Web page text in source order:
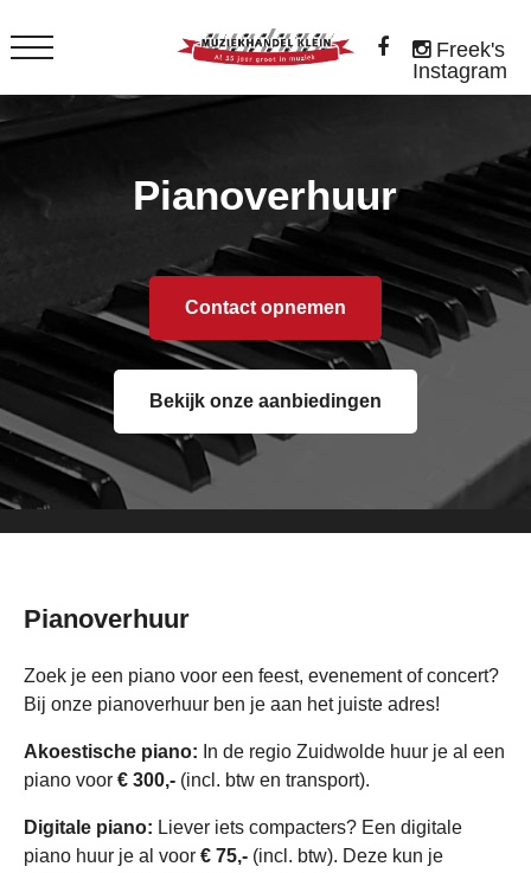
Freek's
Instagram
Pianoverhuur
Contact opnemen
Bekijk onze aanbiedingen
Pianoverhuur
Zoek je een piano voor een feest, evenement of concert?
Bij onze pianoverhuur ben je aan het juiste adres!
Akoestische piano: In de regio Zuidwolde huur je al een
piano voor € 300,- (incl. btw en transport).
Digitale piano: Liever iets compacters? Een digitale
piano huur je al voor € 75,- (incl. btw). Deze kun je